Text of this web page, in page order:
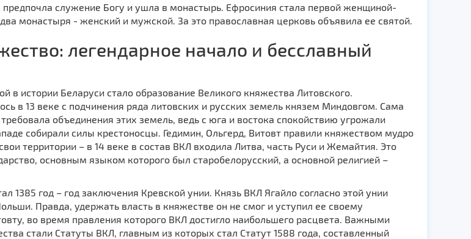
служение Богу и ушла в монастырь. Ефросиния стала первой женщиной-
монастыря - женский и мужской. За это православная церковь объявила ее святой.
легендарное начало и бесславный
в истории Беларуси стало образование Великого княжества Литовского.
в 13 веке с подчинения ряда литовских и русских земель князем Миндовгом. Сама
объединения этих земель, ведь с юга и востока спокойствию угрожали
собирали силы крестоносцы. Гедимин, Ольгерд, Витовт правили княжеством мудро
территории – в 14 веке в состав ВКЛ входила Литва, часть Руси и Жемайтия. Это
основным языком которого был старобелорусский, а основной религией –
1385 год – год заключения Кревской унии. Князь ВКЛ Ягайло согласно этой унии
Правда, удержать власть в княжестве он не смог и уступил ее своему
во время правления которого ВКЛ достигло наибольшего расцвета. Важными
стали Статуты ВКЛ, главным из которых стал Статут 1588 года, составленный